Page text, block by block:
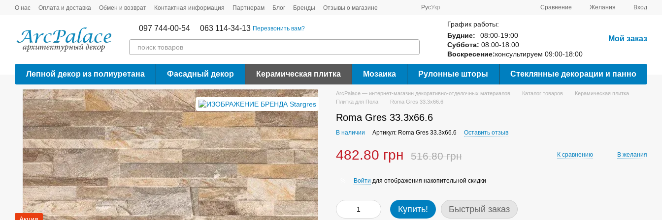
Перейти к основному контенту
О нас Оплата и доставка Обмен и возврат Контактная информация Партнерам Блог Бренды Отзывы о магазине РусУкр Сравнение Желания Вход
097 744-00-54 063 114-34-13 Перезвонить вам?
График работы:
Будние:
08:00-19:00
Суббота: 08:00-18:00
Воскресение:консультируем 09:00-18:00
Мой заказ
Лепной декор из полиуретана Фасадный декор Керамическая плитка Мозаика Рулонные шторы Стеклянные декорации и панно
ArcPalace — интернет-магазин декоративно-отделочных материалов Каталог товаров
Керамическая плитка
Плитка для Пола
Roma Gres 33.3x66.6
Roma Gres 33.3x66.6
В наличии Артикул: Roma Gres 33.3x66.6 Оставить отзыв
482.80 грн 516.80 грн К сравнению В желания
Войти для отображения накопительной скидки
Купить! Быстрый заказ